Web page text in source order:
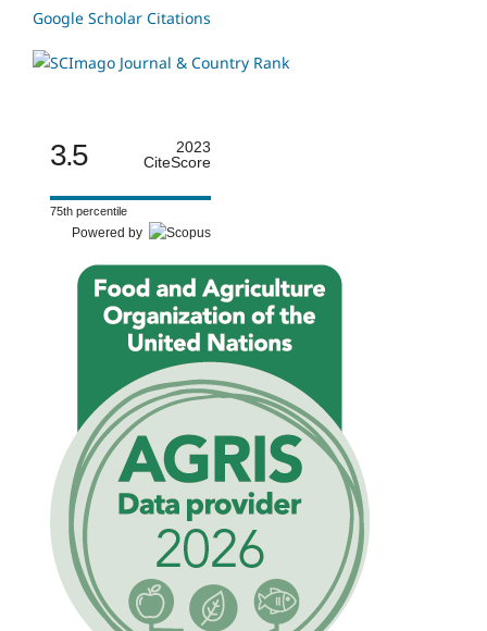
Google Scholar Citations
3.5
2023
CiteScore
75th percentile
Powered by